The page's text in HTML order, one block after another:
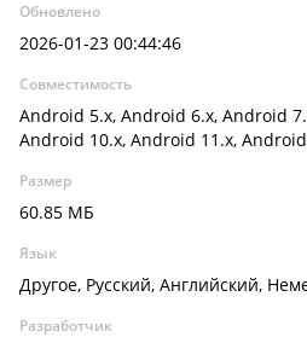
Обновлено
2026-01-23 00:44:46
Совместимость
Android 5.x, Android 6.x, Android
Android 10.x, Android 11.x,
Размер
60.85 МБ
Язык
Другое, Русский, Английский,
Разработчик